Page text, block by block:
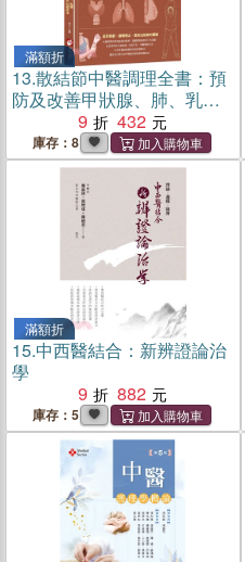
滿額折
13.散結節中醫調理全書：預
防及改善甲狀腺、肺、乳腺
三大好發結節的飲食、穴位
和功法
9 432
庫存：8
滿額折
15.中西醫結合：新辨證論治
學
9
882
庫存：5